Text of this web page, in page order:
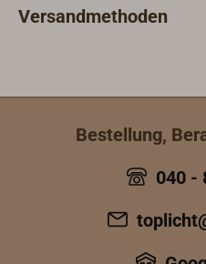
& 24 Volt
Versandmethoden
Bestellung,
040 -